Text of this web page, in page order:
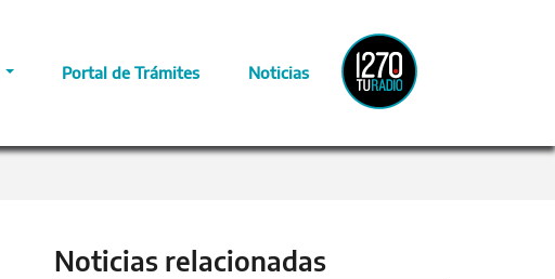
Portal de Trámites Noticias
Radio
Provincia
Noticias relacionadas